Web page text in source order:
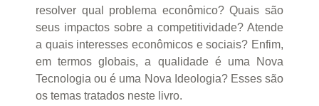
resolver qual problema econômico? Quais são
seus impactos sobre a competitividade? Atende
a quais interesses econômicos e sociais? Enfim,
em termos globais, a qualidade é uma Nova
Tecnologia ou é uma Nova Ideologia? Esses são
os temas tratados neste livro.